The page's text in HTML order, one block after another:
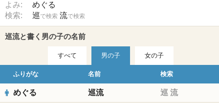
よみ:
めぐる
検索:
巡で検索 流で検索
巡流と書く男の子の名前
すべて 男の子 女の子
ふりがな 名前 検索
めぐる 巡流 巡 流